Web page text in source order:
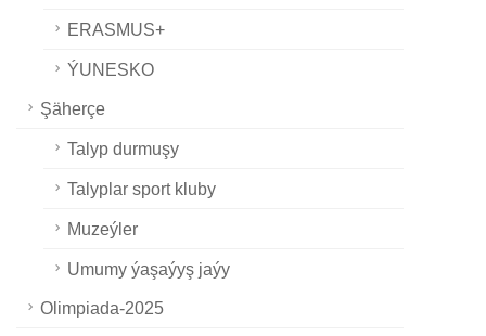
ERASMUS+
ÝUNESKO
Şäherçe
Talyp durmuşy
Talyplar sport kluby
Muzeýler
Umumy ýaşaýyş jaýy
Olimpiada-2025